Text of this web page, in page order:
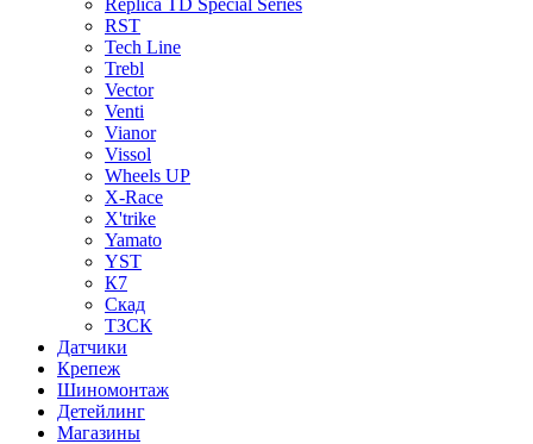
Replica TD Special Series
RST
Tech Line
Trebl
Vector
Venti
Vianor
Vissol
Wheels UP
X-Race
X'trike
Yamato
YST
К7
Скад
ТЗСК
Датчики
Крепеж
Шиномонтаж
Детейлинг
Магазины